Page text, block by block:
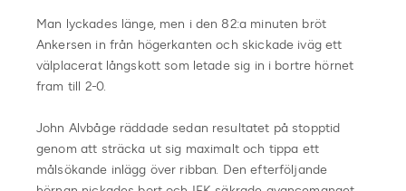
Man lyckades länge, men i den 82:a minuten bröt
Ankersen in från högerkanten och skickade iväg ett
välplacerat långskott som letade sig in i bortre hörnet
fram till 2-0.
John Alvbåge räddade sedan resultatet på stopptid
genom att sträcka ut sig maximalt och tippa ett
målsökande inlägg över ribban. Den efterföljande